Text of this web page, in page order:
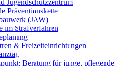
Jugendschutzzentrum
Präventionskette
(JAW)
im Strafverfahren
& Freizeiteinrichtungen
Beratung für junge, pflegende